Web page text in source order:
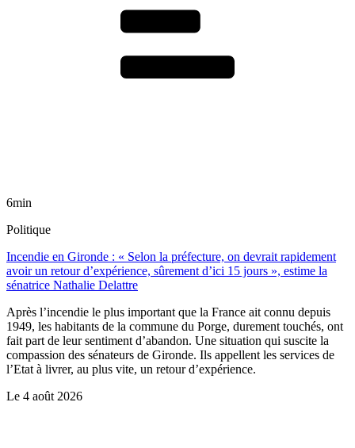
6min
Politique
Incendie en Gironde : « Selon la préfecture, on devrait rapidement
avoir un retour d’expérience, sûrement d’ici 15 jours », estime la
sénatrice Nathalie Delattre
Après l’incendie le plus important que la France ait connu depuis
1949, les habitants de la commune du Porge, durement touchés, ont
fait part de leur sentiment d’abandon. Une situation qui suscite la
compassion des sénateurs de Gironde. Ils appellent les services de
l’Etat à livrer, au plus vite, un retour d’expérience.
Le 4 août 2026